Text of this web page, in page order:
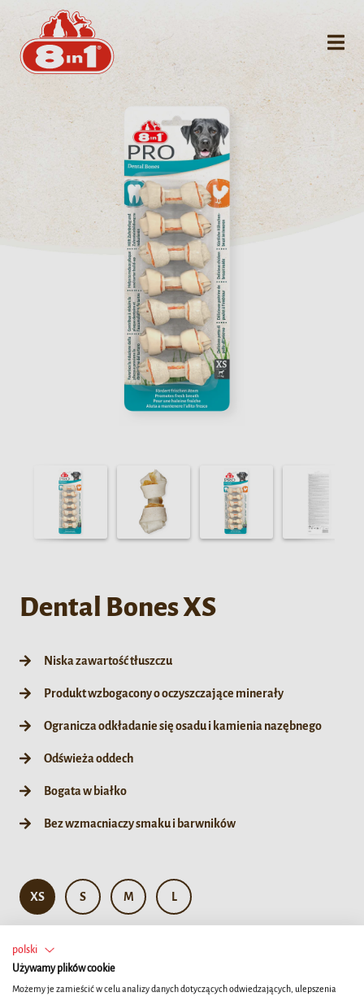
Dental Bones XS
Niska zawartość tłuszczu
Produkt wzbogacony o oczyszczające minerały
Ogranicza odkładanie się osadu i kamienia nazębnego
Odświeża oddech
Bogata w białko
Bez wzmacniaczy smaku i barwników
XS S M L
84g / XS 7ct
polski
Używamy plików cookie
Możemy je zamieścić w celu analizy danych dotyczących odwiedzających, ulepszenia